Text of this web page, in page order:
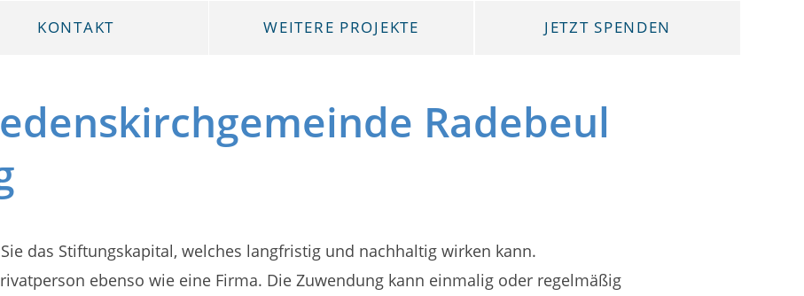
KONTAKT WEITERE PROJEKTE JETZT SPENDEN
Radebeul
das Stiftungskapital, welches langfristig und nachhaltig wirken kann.
ebenso wie eine Firma. Die Zuwendung kann einmalig oder regelmäßig